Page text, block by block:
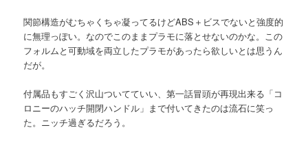
関節構造がむちゃくちゃ凝ってるけどABS＋ビスでないと強度的
に無理っぽい。なのでこのままプラモに落とせないのかな。この
フォルムと可動域を両立したプラモがあったら欲しいとは思うん
だが。
付属品もすごく沢山ついてていい、第一話冒頭が再現出来る「コ
ロニーのハッチ開閉ハンドル」まで付いてきたのは流石に笑っ
た。ニッチ過ぎるだろう。